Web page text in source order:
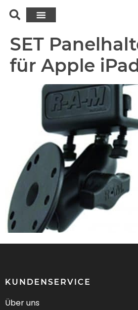
SET
für Apple
KUNDENSERVICE
Über uns